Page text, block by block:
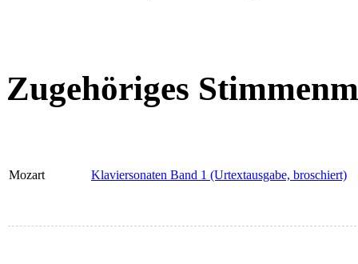
Zugehöriges
Mozart Klaviersonaten Band 1 (Urtextausgabe, broschiert)